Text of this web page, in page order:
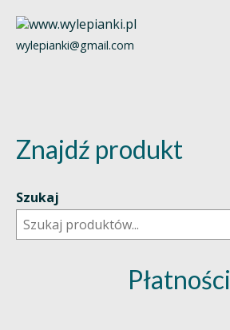
wylepianki@gmail.com
Znajdź produkt
Szukaj
Płatności